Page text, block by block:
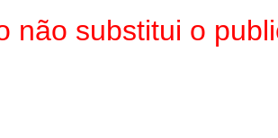
não substitui o